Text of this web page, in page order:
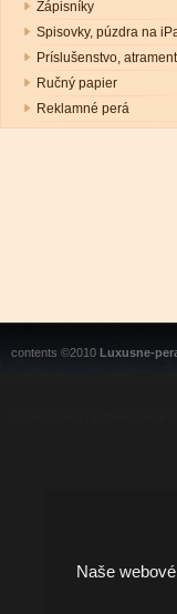
Zápisníky
Spisovky, púzdra na
Príslušenstvo,
Ručný papier
Reklamné perá
contents ©2010 Luxusne-
Naše